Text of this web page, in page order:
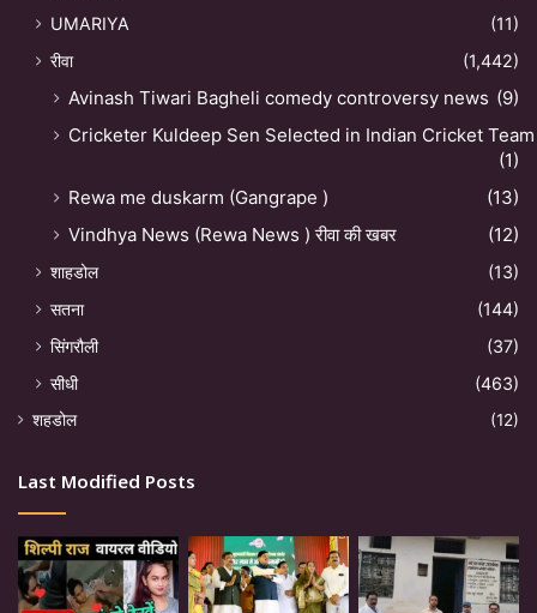
UMARIYA
(11)
रीवा
(1,442)
Avinash Tiwari Bagheli comedy controversy news (9)
Cricketer Kuldeep Sen Selected in Indian Cricket Team
(1)
Rewa me duskarm (Gangrape )
(13)
Vindhya News (Rewa News ) रीवा की खबर
(12)
शाहडोल
(13)
सतना
(144)
सिंगरौली
(37)
सीधी
(463)
शहडोल (12)
Last Modified Posts